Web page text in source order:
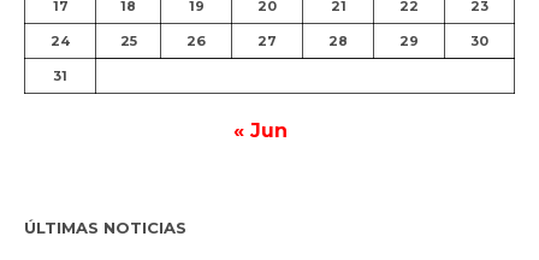
17 18 19 20 21 22 23
24 25 26 27 28 29 30
31
« Jun
ÚLTIMAS NOTICIAS